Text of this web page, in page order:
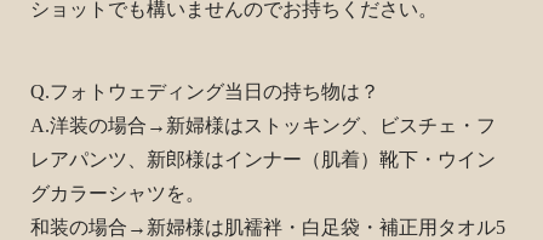
ショットでも構いませんのでお持ちください。
Q.フォトウェディング当日の持ち物は？
A.洋装の場合→新婦様はストッキング、ビスチェ・フ
レアパンツ、新郎様はインナー（肌着）靴下・ウイン
グカラーシャツを。
和装の場合→新婦様は肌襦袢・白足袋・補正用タオル5